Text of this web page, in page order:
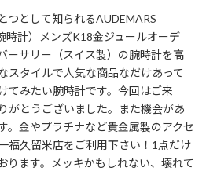
つとして知られるAUDEMARS
時計）メンズK18金ジュールオーデ
ーサリー（スイス製）の腕時計を高
スタイルで人気な商品なだけあって
てみたい腕時計です。今回はご来
がとうございました。また機会があ
。金やプラチナなど貴金属製のアクセ
福久留米店をご利用下さい！1点だけ
ります。メッキかもしれない、壊れて